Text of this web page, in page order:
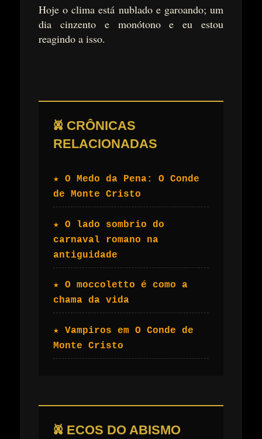
Hoje o clima está nublado e garoando; um
dia cinzento e monótono e eu estou
reagindo a isso.
𖤙 CRÔNICAS
RELACIONADAS
★ O Medo da Pena: O Conde
de Monte Cristo
★ O lado sombrio do
carnaval romano na
antiguidade
★ O moccoletto é como a
chama da vida
★ Vampiros em O Conde de
Monte Cristo
𖤙 ECOS DO ABISMO